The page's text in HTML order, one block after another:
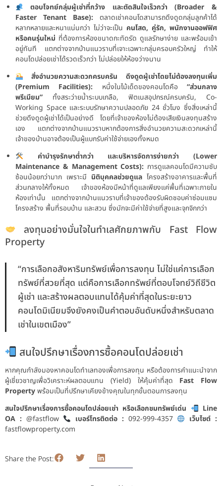
ตอบโจทย์กลุ่มผู้เช่าที่กว้าง และตัดสินใจเร็วกว่า (Broader &
Faster Tenant Base): ตลาดเช่าคอนโดสามารถดึงดูดกลุ่มลูกค้าได้
หลากหลายและหนาแน่นกว่า ไม่ว่าจะเป็น คนโสด, คู่รัก, พนักงานออฟฟิศ
หรือคนรุ่นใหม่ ที่ต้องการห้องขนาดกะทัดรัด ดูแลรักษาง่าย และพร้อมเข้า
อยู่ทันที แตกต่างจากบ้านแนวราบที่เจาะเฉพาะกลุ่มครอบครัวใหญ่ ทำให้
คอนโดปล่อยเช่าได้รวดเร็วกว่า ไม่ปล่อยให้ห้องว่างนาน
สิ่งอำนวยความสะดวกครบครัน ดึงดูดผู้เช่าโดยไม่ต้องลงทุนเพิ่ม
(Premium Facilities): หนึ่งในไม้เด็ดของคอนโดคือ“ส่วนกลาง
พรีเมียม” ทั้งสระว่ายน้ำระบบเกลือ, ฟิตเนสอุปกรณ์ครบครัน, Co-
Working Space และระบบรักษาความปลอดภัย 24 ชั่วโมง ซึ่งสิ่งเหล่านี้
ช่วยดึงดูดผู้เช่าได้เป็นอย่างดี โดยที่เจ้าของห้องไม่ต้องเสียเงินลงทุนสร้าง
เอง แตกต่างจากบ้านแนวราบหากต้องการสิ่งอำนวยความสะดวกเหล่านี้
เจ้าของบ้านอาจต้องเป็นผู้แบกรับค่าใช้จ่ายเองทั้งหมด
ค่าบำรุงรักษาต่ำกว่า และบริหารจัดการง่ายกว่า (Lower
Maintenance & Management Costs): การดูแลคอนโดมีความซับ
ซ้อนน้อยกว่ามาก เพราะมี นิติบุคคลช่วยดูแล โครงสร้างอาคารและพื้นที่
ส่วนกลางให้ทั้งหมด เจ้าของห้องมีหน้าที่ดูแลเพียงแค่พื้นที่เฉพาะภายใน
ห้องเท่านั้น แตกต่างจากบ้านแนวราบที่เจ้าของต้องรับผิดชอบค่าซ่อมแซม
โครงสร้าง พื้นที่รอบบ้าน และสวน ซึ่งมักจะมีค่าใช้จ่ายที่สูงและจุกจิกกว่า
ลงทุนอย่างมั่นใจในทำเลศักยภาพกับ Fast Flow
Property
“การเลือกอสังหาริมทรัพย์เพื่อการลงทุน ไม่ใช่แค่การเลือก
ทรัพย์ที่สวยที่สุด แต่คือการเลือกทรัพย์ที่ตอบโจทย์วิถีชีวิต
ผู้เช่า และสร้างผลตอบแทนได้คุ้มค่าที่สุดในระยะยาว
คอนโดมิเนียมจึงยังคงเป็นคำตอบอันดับหนึ่งสำหรับตลาด
เช่าในเขตเมือง”
สนใจปรึกษาเรื่องการซื้อคอนโดปล่อยเช่า
หากคุณกำลังมองหาคอนโดทำเลทองเพื่อการลงทุน หรือต้องการคำแนะนำจาก
ผู้เชี่ยวชาญเพื่อวิเคราะห์ผลตอบแทน (Yield) ให้คุ้มค่าที่สุด Fast Flow
Propertyพร้อมเป็นที่ปรึกษาเคียงข้างคุณในทุกขั้นตอนการลงทุน
สนใจปรึกษาเรื่องการซื้อคอนโดปล่อยเช่า หรือเลือกชมทรัพย์เด่น
Line
OA :@fastflow เบอร์โทรติดต่อ :092-999-4357
เว็บไซต์ :
fastflowproperty.com
Share the Post: